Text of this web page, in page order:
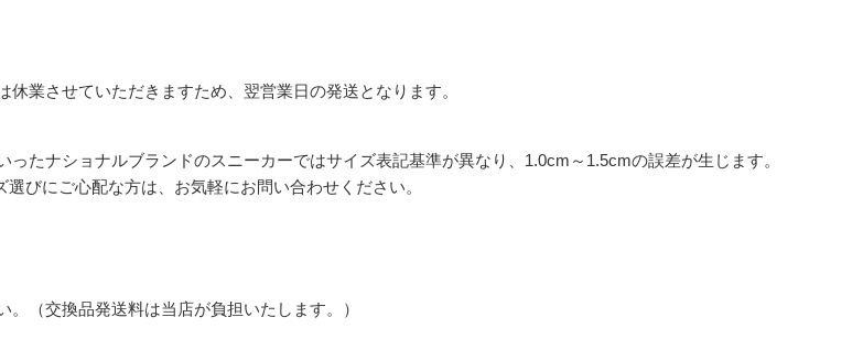
業させていただきますため、翌営業日の発送となります。
たナショナルブランドのスニーカーではサイズ表記基準が異なり、1.0cm～1.5cmの誤差が生じます。
びにご心配な方は、お気軽にお問い合わせください。
（交換品発送料は当店が負担いたします。）